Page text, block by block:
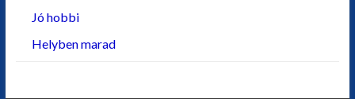
Jó hobbi
Helyben marad